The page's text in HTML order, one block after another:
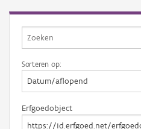
Sorteren op:
Erfgoedobject